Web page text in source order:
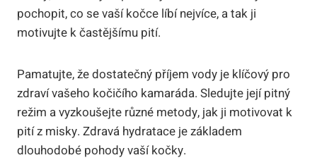
pochopit, co se vaší kočce líbí nejvíce, a tak ji
motivujte k častějšímu pití.
Pamatujte, že dostatečný příjem vody je klíčový pro
zdraví vašeho kočičího kamaráda. Sledujte její pitný
režim a vyzkoušejte různé metody, jak ji motivovat k
pití z misky. Zdravá hydratace je základem
dlouhodobé pohody vaší kočky.